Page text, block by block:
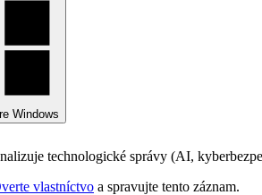
Windows
technologické správy (AI,
vlastníctvo a spravujte tento záznam.